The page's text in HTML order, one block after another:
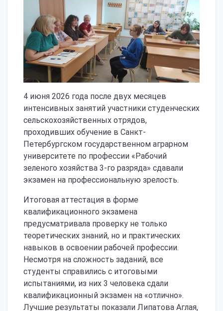
4 июня 2026 года после двух месяцев
интенсивных занятий участники студенческих
сельскохозяйственных отрядов,
проходивших обучение в Санкт-
Петербургском государственном аграрном
университете по профессии «Рабочий
зеленого хозяйства 3-го разряда» сдавали
экзамен на профессиональную зрелость.
Итоговая аттестация в форме
квалификационного экзамена
предусматривала проверку не только
теоретических знаний, но и практических
навыков в освоении рабочей профессии.
Несмотря на сложность заданий, все
студенты справились с итоговыми
испытаниями, из них 3 человека сдали
квалификационный экзамен на «отлично».
Лучшие результаты показали Липатова Аглая,